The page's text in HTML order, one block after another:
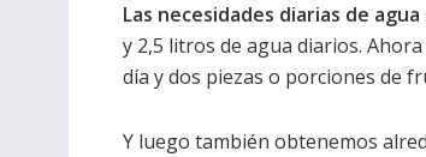
Las necesidades diarias de
y 2,5 litros de agua diarios.
día y dos piezas o porciones de
Y luego también obtenemos